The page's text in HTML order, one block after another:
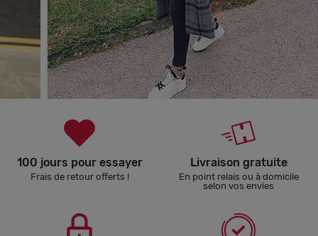
100 jours pour essayer
Frais de retour offerts !
Livraison gratuite
En point relais ou à domicile
selon vos envies